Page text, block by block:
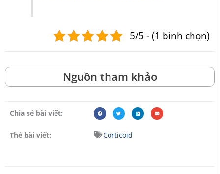
5/5 - (1 bình chọn)
Nguồn tham khảo
Chia sẻ bài viết:
Thẻ bài viết: Corticoid